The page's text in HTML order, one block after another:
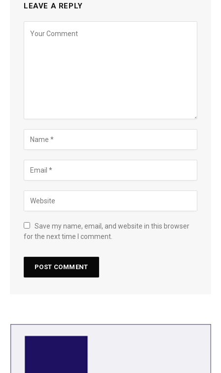
LEAVE A REPLY
Save my name, email, and website in this browser
for the next time I comment.